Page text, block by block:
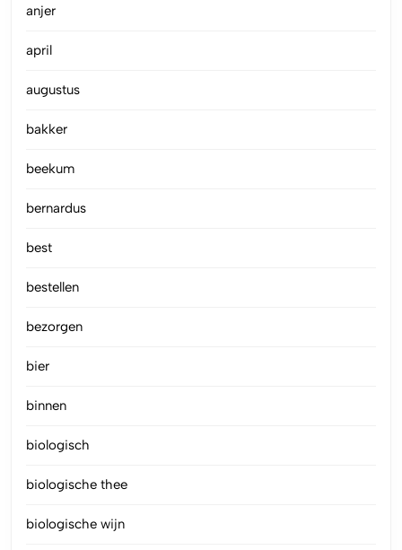
anjer
april
augustus
bakker
beekum
bernardus
best
bestellen
bezorgen
bier
binnen
biologisch
biologische thee
biologische wijn